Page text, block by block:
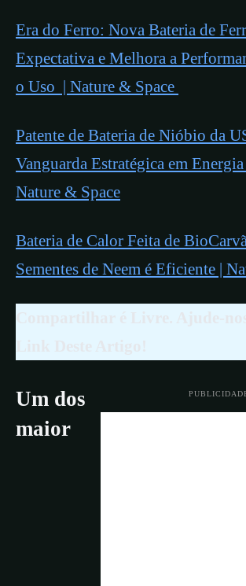
Era do Ferro: Nova Bateria de
Expectativa e Melhora a
o Uso | Nature & Space
Patente de Bateria de Nióbio da
Vanguarda Estratégica em
Nature & Space
Bateria de Calor Feita de
Sementes de Neem é Eficiente |
Um dos
maior